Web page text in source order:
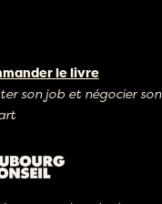
le livre
son job et négocier son